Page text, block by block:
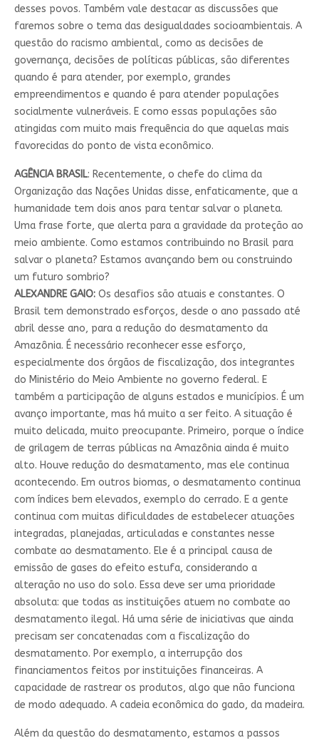
desses povos. Também vale destacar as discussões que
faremos sobre o tema das desigualdades socioambientais. A
questão do racismo ambiental, como as decisões de
governança, decisões de políticas públicas, são diferentes
quando é para atender, por exemplo, grandes
empreendimentos e quando é para atender populações
socialmente vulneráveis. E como essas populações são
atingidas com muito mais frequência do que aquelas mais
favorecidas do ponto de vista econômico.
AGÊNCIA BRASIL: Recentemente, o chefe do clima da
Organização das Nações Unidas disse, enfaticamente, que a
humanidade tem dois anos para tentar salvar o planeta.
Uma frase forte, que alerta para a gravidade da proteção ao
meio ambiente. Como estamos contribuindo no Brasil para
salvar o planeta? Estamos avançando bem ou construindo
um futuro sombrio?
ALEXANDRE GAIO:Os desafios são atuais e constantes. O
Brasil tem demonstrado esforços, desde o ano passado até
abril desse ano, para a redução do desmatamento da
Amazônia. É necessário reconhecer esse esforço,
especialmente dos órgãos de fiscalização, dos integrantes
do Ministério do Meio Ambiente no governo federal. E
também a participação de alguns estados e municípios. É um
avanço importante, mas há muito a ser feito. A situação é
muito delicada, muito preocupante. Primeiro, porque o índice
de grilagem de terras públicas na Amazônia ainda é muito
alto. Houve redução do desmatamento, mas ele continua
acontecendo. Em outros biomas, o desmatamento continua
com índices bem elevados, exemplo do cerrado. E a gente
continua com muitas dificuldades de estabelecer atuações
integradas, planejadas, articuladas e constantes nesse
combate ao desmatamento. Ele é a principal causa de
emissão de gases do efeito estufa, considerando a
alteração no uso do solo. Essa deve ser uma prioridade
absoluta: que todas as instituições atuem no combate ao
desmatamento ilegal. Há uma série de iniciativas que ainda
precisam ser concatenadas com a fiscalização do
desmatamento. Por exemplo, a interrupção dos
financiamentos feitos por instituições financeiras. A
capacidade de rastrear os produtos, algo que não funciona
de modo adequado. A cadeia econômica do gado, da madeira.
Além da questão do desmatamento, estamos a passos